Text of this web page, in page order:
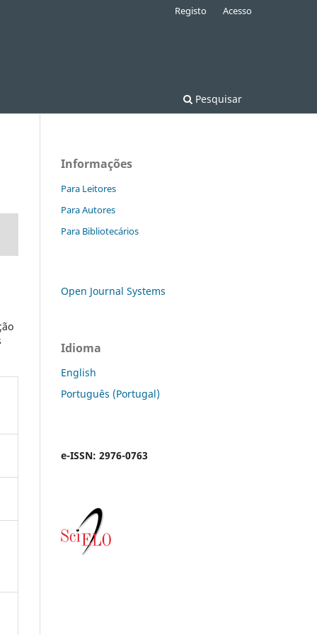
Pesquisar
Registo Acesso
Informações
Para Leitores
Para Autores
Para Bibliotecários
Open Journal Systems
Idioma
English
Português (Portugal)
e-ISSN: 2976-0763